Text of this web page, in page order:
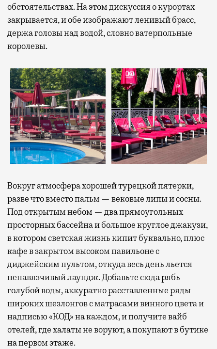
обстоятельствах. На этом дискуссия о курортах
закрывается, и обе изображают ленивый брасс,
держа головы над водой, словно ватерпольные
королевы.
Вокруг атмосфера хорошей турецкой пятерки,
разве что вместо пальм — вековые липы и сосны.
Под открытым небом — два прямоугольных
просторных бассейна и большое круглое джакузи,
в котором светская жизнь кипит буквально, плюс
кафе в закрытом высоком павильоне с
диджейским пультом, откуда весь день льется
ненавязчивый лаундж. Добавьте сюда рябь
голубой воды, аккуратно расставленные ряды
широких шезлонгов с матрасами винного цвета и
надписью «КОД» на каждом, и получите вайб
отелей, где халаты не воруют, а покупают в бутике
на первом этаже.